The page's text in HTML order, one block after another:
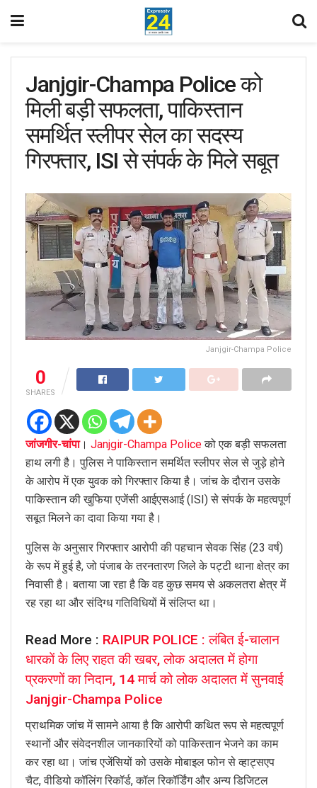
Janjgir-Champa Police को
मिली बड़ी सफलता, पाकिस्तान
समर्थित स्लीपर सेल का सदस्य
गिरफ्तार, ISI से संपर्क के मिले सबूत
Janjgir-Champa Police
0
SHARES
जांजगीर-चांपा। Janjgir-Champa Policeको एक बड़ी सफलता
हाथ लगी है। पुलिस ने पाकिस्तान समर्थित स्लीपर सेल से जुड़े होने
के आरोप में एक युवक को गिरफ्तार किया है। जांच के दौरान उसके
पाकिस्तान की खुफिया एजेंसी आईएसआई (ISI) से संपर्क के महत्वपूर्ण
सबूत मिलने का दावा किया गया है।
पुलिस के अनुसार गिरफ्तार आरोपी की पहचान सेवक सिंह (23 वर्ष)
के रूप में हुई है, जो पंजाब के तरनतारण जिले के पट्टी थाना क्षेत्र का
निवासी है। बताया जा रहा है कि वह कुछ समय से अकलतरा क्षेत्र में
रह रहा था और संदिग्ध गतिविधियों में संलिप्त था।
Read More : RAIPUR POLICE : लंबित ई-चालान
धारकों के लिए राहत की खबर, लोक अदालत में होगा
प्रकरणों का निदान, 14 मार्च को लोक अदालत में सुनवाई
Janjgir-Champa Police
प्राथमिक जांच में सामने आया है कि आरोपी कथित रूप से महत्वपूर्ण
स्थानों और संवेदनशील जानकारियों को पाकिस्तान भेजने का काम
कर रहा था। जांच एजेंसियों को उसके मोबाइल फोन से व्हाट्सएप
चैट, वीडियो कॉलिंग रिकॉर्ड, कॉल रिकॉर्डिंग और अन्य डिजिटल